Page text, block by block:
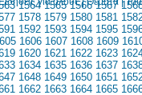
1564 1565 1566 1567
1578 1579 1580 1581
1592 1593 1594 1595
1606 1607 1608 1609
1620 1621 1622 1623
1634 1635 1636 1637
1648 1649 1650 1651
1662 1663 1664 1665